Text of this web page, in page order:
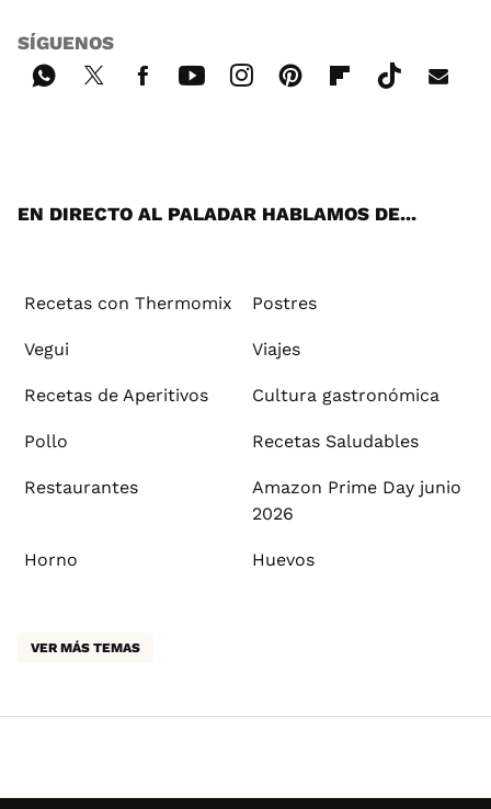
SÍGUENOS
EN DIRECTO AL PALADAR HABLAMOS DE...
Recetas con Thermomix Postres
Vegui Viajes
Recetas de Aperitivos Cultura gastronómica
Pollo Recetas Saludables
Restaurantes
Amazon Prime Day junio
2026
Horno Huevos
VER MÁS TEMAS